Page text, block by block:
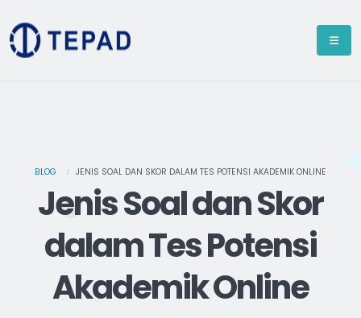
BLOG JENIS SOAL DAN SKOR DALAM TES POTENSI AKADEMIK ONLINE
Jenis Soal dan Skor
dalam Tes Potensi
Akademik Online